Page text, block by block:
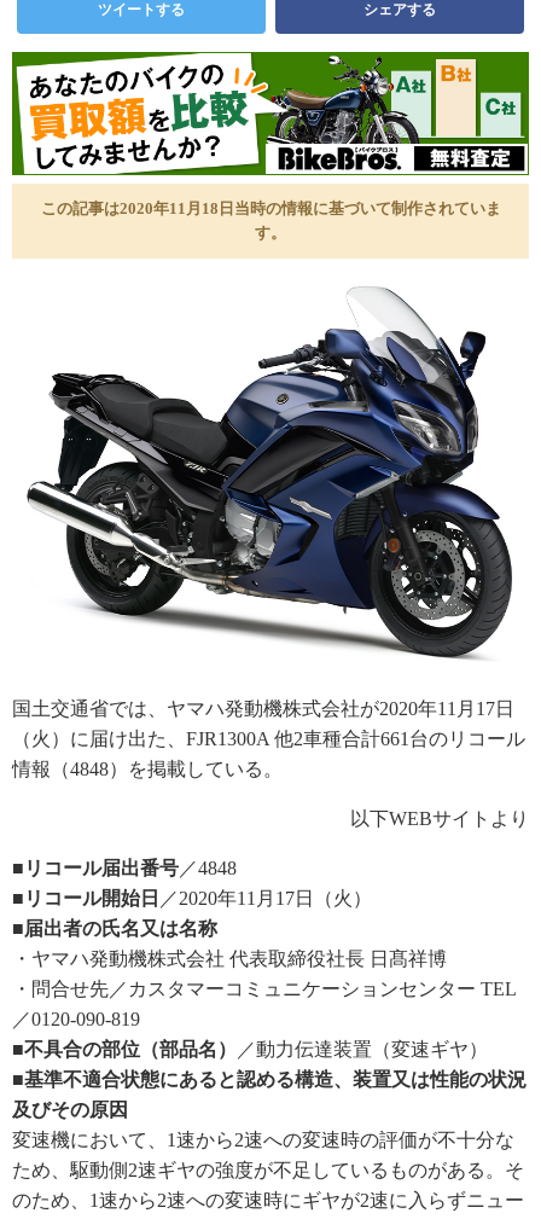
ツイートする シェアする
この記事は2020年11月18日当時の情報に基づいて制作されていま
す。
国土交通省では、ヤマハ発動機株式会社が2020年11月17日
（火）に届け出た、FJR1300A 他2車種合計661台のリコール
情報（4848）を掲載している。
以下WEBサイトより
■リコール届出番号／4848
■リコール開始日 ／2020年11月17日（火）
■届出者の氏名又は名称
・ヤマハ発動機株式会社 代表取締役社長 日髙祥博
・問合せ先／カスタマーコミュニケーションセンター TEL
／0120-090-819
■不具合の部位（部品名）
／動力伝達装置（変速ギヤ）
■基準不適合状態にあると認める構造、装置又は性能の状況
及びその原因
変速機において、1速から2速への変速時の評価が不十分な
ため、駆動側2速ギヤの強度が不足しているものがある。そ
のため、1速から2速への変速時にギヤが2速に入らずニュー